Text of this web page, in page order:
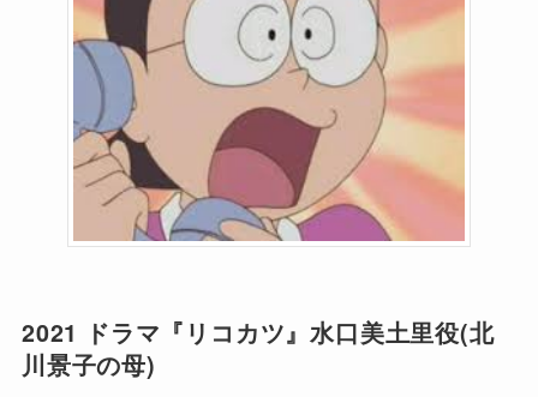
2021 ドラマ『リコカツ』水口美土里役(北
川景子の母)